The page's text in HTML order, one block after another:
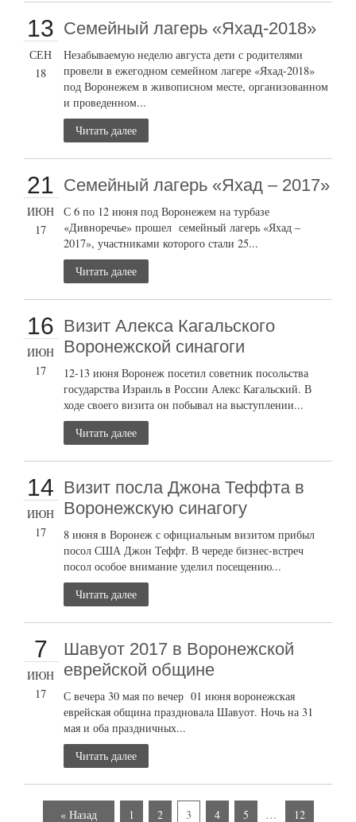
13
СЕН
18
Семейный лагерь «Яхад-2018»
Незабываемую неделю августа дети с родителями
провели в ежегодном семейном лагере «Яхад-2018»
под Воронежем в живописном месте, организованном
и проведенном...
Читать далее
21
ИЮН
17
Семейный лагерь «Яхад – 2017»
С 6 по 12 июня под Воронежем на турбазе
«Дивноречье» прошел семейный лагерь «Яхад –
2017», участниками которого стали 25...
Читать далее
16
ИЮН
17
Визит Алекса Кагальского
Воронежской синагоги
12-13 июня Воронеж посетил советник посольства
государства Израиль в России Алекс Кагальский. В
ходе своего визита он побывал на выступлении...
Читать далее
14
ИЮН
17
Визит посла Джона Теффта в
Воронежскую синагогу
8 июня в Воронеж с официальным визитом прибыл
посол США Джон Теффт. В череде бизнес-встреч
посол особое внимание уделил посещению...
Читать далее
7
ИЮН
17
Шавуот 2017 в Воронежской
еврейской общине
С вечера 30 мая по вечер 01 июня воронежская
еврейская община праздновала Шавуот. Ночь на 31
мая и оба праздничных...
Читать далее
« Назад 1 2 3 4 5 … 12